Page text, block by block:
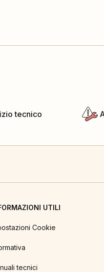
tecnico
UTILI
Cookie
tecnici